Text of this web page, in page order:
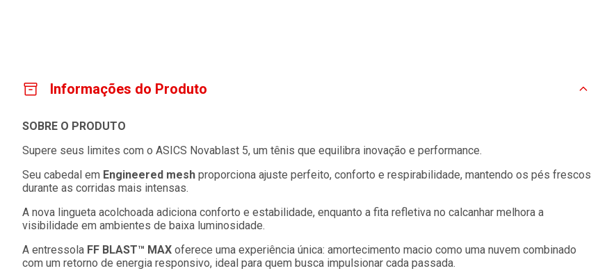
Informações do Produto
SOBRE O PRODUTO
Supere seus limites com o ASICS Novablast 5, um tênis que equilibra inovação e performance.
Seu cabedal em Engineered mesh proporciona ajuste perfeito, conforto e respirabilidade, mantendo os pés frescos
durante as corridas mais intensas.
A nova lingueta acolchoada adiciona conforto e estabilidade, enquanto a fita refletiva no calcanhar melhora a
visibilidade em ambientes de baixa luminosidade.
A entressola FF BLAST™ MAX oferece uma experiência única: amortecimento macio como uma nuvem combinado
com um retorno de energia responsivo, ideal para quem busca impulsionar cada passada.